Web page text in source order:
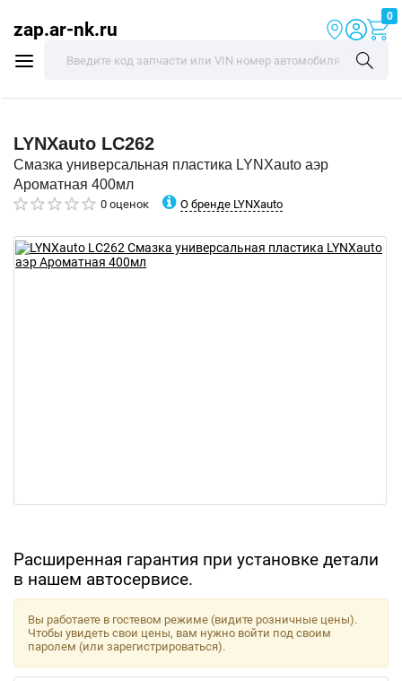
zap.ar-nk.ru
0
LYNXauto LC262
Смазка универсальная пластика LYNXauto аэр
Ароматная 400мл
0 оценок О бренде LYNXauto
Расширенная гарантия при установке детали
в нашем автосервисе.
Вы работаете в гостевом режиме (видите розничные цены).
Чтобы увидеть свои цены, вам нужно войти под своим
паролем (или зарегистрироваться).